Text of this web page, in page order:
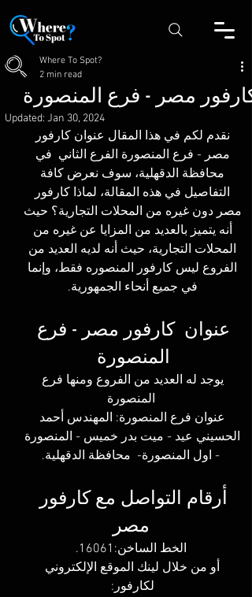
كارفور مصر - فرع المنصورة
Where To Spot?
2 min read
Updated: Jan 30, 2024
نقدم لكم في هذا المقال عنوان كارفور
مصر - فرع المنصورة الفرع الثاني  في
محافظة الدقهلية، سوف نعرض كافة
التفاصيل في هذه المقالة، لماذا كارفور
مصر دون غيره من المحلات التجارية؟ حيث
أنه يتميز بالعديد من المزايا عن غيره من
المحلات التجارية، حيث أنه لديه العديد من
الفروع ليس كارفور المنصوره فقط، وإنما
في جميع أنحاء الجمهورية.
عنوان  كارفور مصر - فرع
المنصورة
يوجد له العديد من الفروع ومنها فرع
المنصورة
عنوان فرع المنصورة: المهندس أحمد
الحسيني عيد - ميت بدر خميس - المنصورة
- اول المنصورة-  محافظة الدقهلية.
أرقام التواصل مع كارفور
مصر
الخط الساخن:16061.
أو من خلال لينك الموقع الإلكتروني
لكارفور: